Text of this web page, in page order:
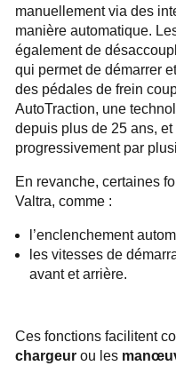
manuellement via des
manière automatique.
également de
qui permet de démarrer
des pédales de frein
AutoTraction, une
depuis plus de 25 ans,
progressivement par
En revanche, certaines
Valtra, comme :
l’enclenchement
les vitesses de
avant et arrière.
Ces fonctions facilitent
chargeurou les